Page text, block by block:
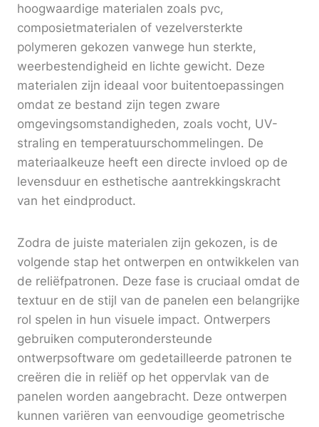
hoogwaardige materialen zoals pvc,
composietmaterialen of vezelversterkte
polymeren gekozen vanwege hun sterkte,
weerbestendigheid en lichte gewicht. Deze
materialen zijn ideaal voor buitentoepassingen
omdat ze bestand zijn tegen zware
omgevingsomstandigheden, zoals vocht, UV-
straling en temperatuurschommelingen. De
materiaalkeuze heeft een directe invloed op de
levensduur en esthetische aantrekkingskracht
van het eindproduct.
Zodra de juiste materialen zijn gekozen, is de
volgende stap het ontwerpen en ontwikkelen van
de reliëfpatronen. Deze fase is cruciaal omdat de
textuur en de stijl van de panelen een belangrijke
rol spelen in hun visuele impact. Ontwerpers
gebruiken computerondersteunde
ontwerpsoftware om gedetailleerde patronen te
creëren die in reliëf op het oppervlak van de
panelen worden aangebracht. Deze ontwerpen
kunnen variëren van eenvoudige geometrische